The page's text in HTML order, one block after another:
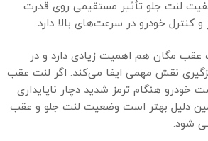
لنت جلو تأثیر مستقیمی روی قدرت
کنترل خودرو در سرعت‌های بالا دارد.
عقب مگان هم اهمیت زیادی دارد و در
نقش مهمی ایفا می‌کند. اگر لنت عقب
خودرو هنگام ترمز شدید دچار ناپایداری
دلیل بهتر است وضعیت لنت جلو و عقب
شود.